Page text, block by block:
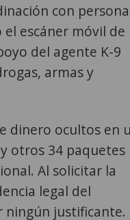
con
escáner móvil de
del agente K-9
armas y
dinero ocultos en
otros 34 paquetes
Al solicitar la
legal del
justificante.